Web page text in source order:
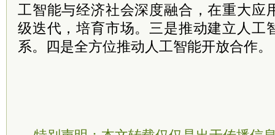
工智能与经济社会深度融合，在重大应
级迭代，培育市场。三是推动建立人工
系。四是全方位推动人工智能开放合作。